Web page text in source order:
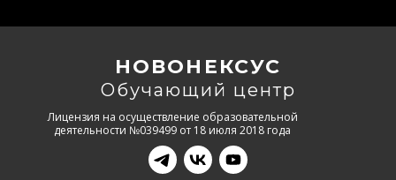
НОВОНЕКСУС
Обучающий центр
Лицензия на осуществление образовательной
деятельности №039499 от 18 июля 2018 года